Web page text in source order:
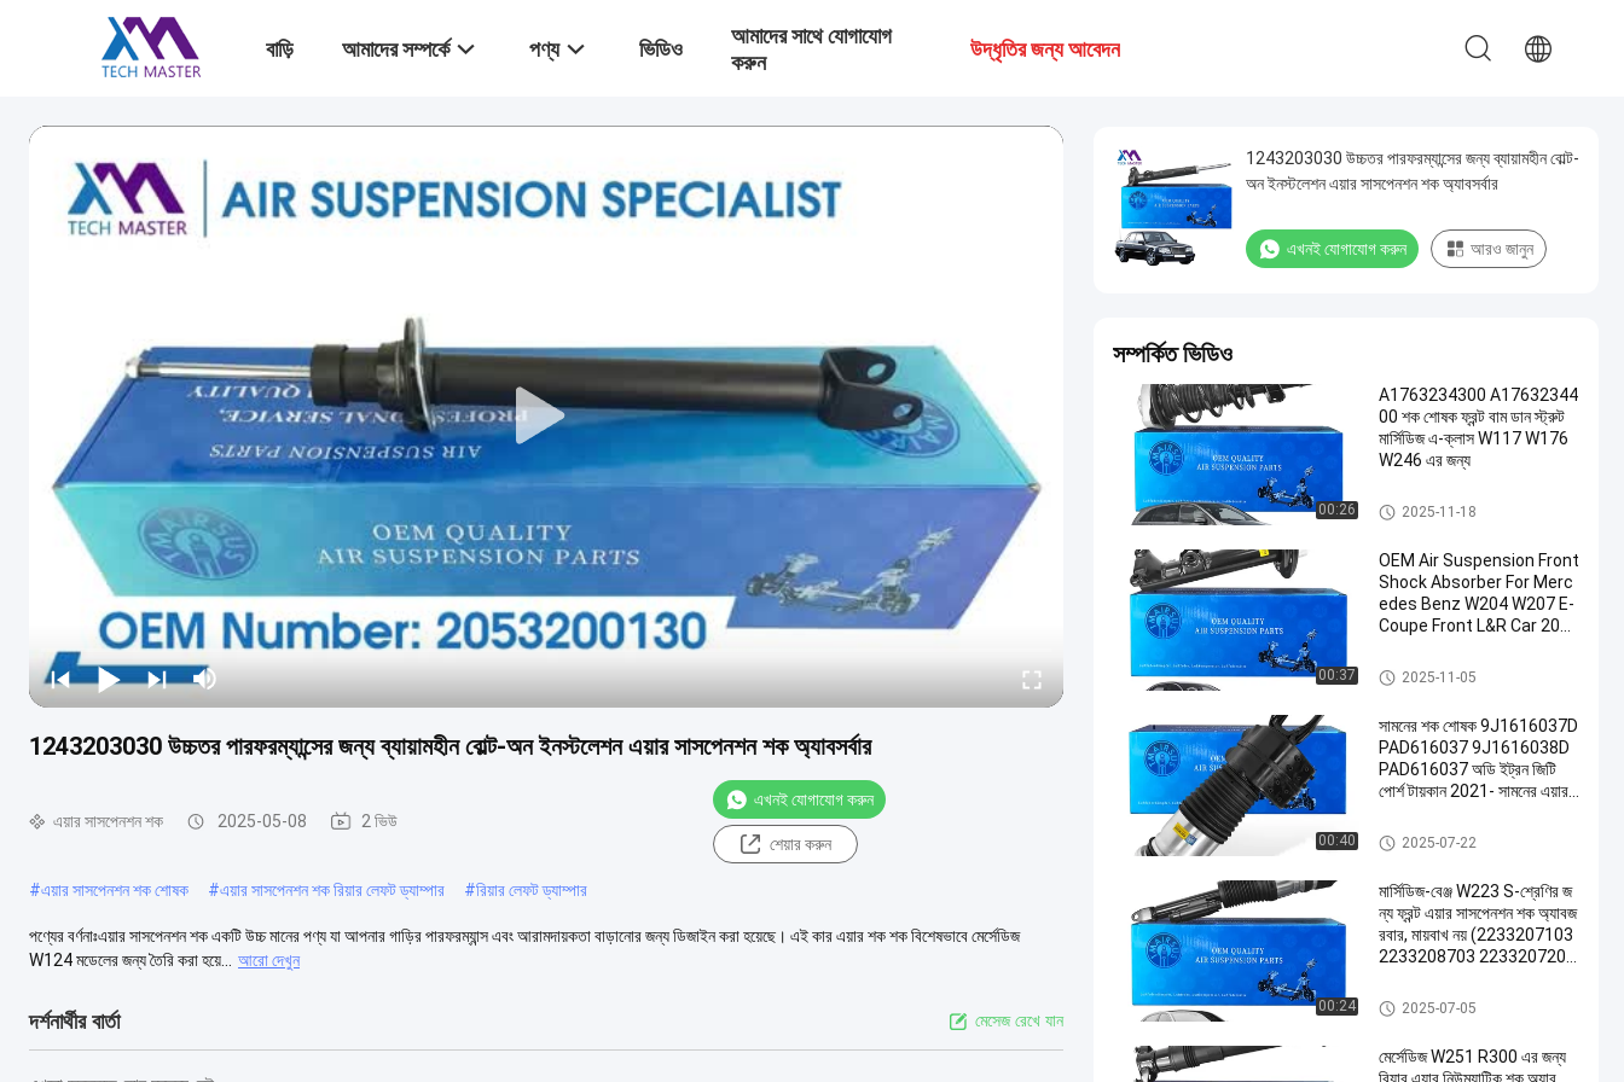
বাড়ি আমাদের সম্পর্কে পণ্য ভিডিও
আমাদের সাথে যোগাযোগ
করুন
উদ্ধৃতির জন্য আবেদন
1243203030 উচ্চতর পারফরম্যান্সের জন্য ব্যায়ামহীন বোল্ট-অন ইনস্টলেশন এয়ার সাসপেনশন শক অ্যাবসর্বার
এয়ার সাসপেনশন শক 2025-05-08 2 ভিউ
এখনই যোগাযোগ করুন
শেয়ার করুন
#এয়ার সাসপেনশন শক শোষক #এয়ার সাসপেনশন শক রিয়ার লেফট ড্যাম্পার #রিয়ার লেফট ড্যাম্পার
পণ্যের বর্ণনাঃএয়ার সাসপেনশন শক একটি উচ্চ মানের পণ্য যা আপনার গাড়ির পারফরম্যান্স এবং আরামদায়কতা বাড়ানোর জন্য ডিজাইন করা হয়েছে। এই কার এয়ার শক শক বিশেষভাবে মের্সেডিজ
W124 মডেলের জন্য তৈরি করা হয়ে...
আরো দেখুন
দর্শনার্থীর বার্তা মেসেজ রেখে যান
1243203030 উচ্চতর পারফরম্যান্সের জন্য ব্যায়ামহীন বোল্ট-
অন ইনস্টলেশন এয়ার সাসপেনশন শক অ্যাবসর্বার
এখনই যোগাযোগ করুন আরও জানুন
সম্পর্কিত ভিডিও
00:26
A1763234300 A17632344
00 শক শোষক ফ্রন্ট বাম ডান স্ট্রুট
মার্সিডিজ এ-ক্লাস W117 W176
W246 এর জন্য
এয়ার সাসপেনশন শক
2025-11-18
00:37
OEM Air Suspension Front
Shock Absorber For Merc
edes Benz W204 W207 E-
Coupe Front L&R Car 2043
এয়ার সাসপেনশন শক
2025-11-05
00:40
সামনের শক শোষক 9J1616037D
PAD616037 9J1616038D
PAD616037 অডি ইট্রন জিটি
পোর্শ টায়কান 2021- সামনের এয়ার
এয়ার সাসপেনশন শক
2025-07-22
00:24
মার্সিডিজ-বেঞ্জ W223 S-শ্রেণির জ
ন্য ফ্রন্ট এয়ার সাসপেনশন শক অ্যাবজ
রবার, মায়বাখ নয় (2233207103
2233208703 2233207203
এয়ার সাসপেনশন শক
2025-07-05
মের্সেডিজ W251 R300 এর জন্য